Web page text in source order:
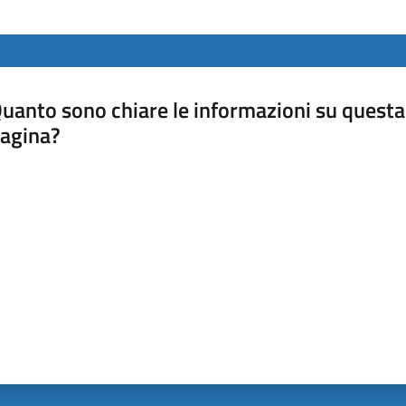
sono chiare le informazioni su questa